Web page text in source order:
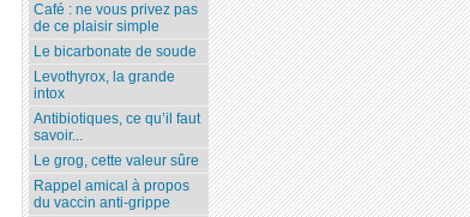
Café : ne vous privez pas
de ce plaisir simple
Le bicarbonate de soude
Levothyrox, la grande
intox
Antibiotiques, ce qu’il faut
savoir...
Le grog, cette valeur sûre
Rappel amical à propos
du vaccin anti-grippe